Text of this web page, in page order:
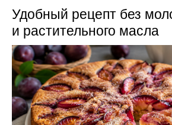
Удобный рецепт без
и растительного масла